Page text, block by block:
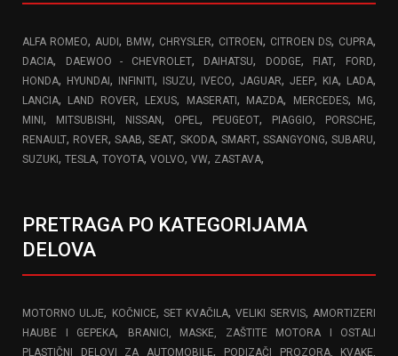
ALFA ROMEO, AUDI , BMW, CHRYSLER, CITROEN, CITROEN DS, CUPRA,
DACIA, DAEWOO - CHEVROLET, DAIHATSU, DODGE, FIAT, FORD,
HONDA, HYUNDAI , INFINITI , ISUZU, IVECO, JAGUAR, JEEP, KIA, LADA,
LANCIA, LAND ROVER, LEXUS, MASERATI , MAZDA, MERCEDES, MG,
MINI , MITSUBISHI , NISSAN, OPEL, PEUGEOT, PIAGGIO, PORSCHE,
RENAULT, ROVER,SAAB,SEAT, SKODA, SMART, SSANGYONG,SUBARU,
SUZUKI , TESLA, TOYOTA, VOLVO, VW, ZASTAVA,
PRETRAGA PO KATEGORIJAMA
DELOVA
MOTORNO ULJE, KOČNICE, SET KVAČILA,VELIKI SERVIS,AMORTIZERI
HAUBE I GEPEKA,
BRANICI, MASKE, ZAŠTITE MOTORA I OSTALI
PLASTIČNI DELOVI ZA AUTOMOBILE,
PODIZAČI PROZORA, KVAKE,